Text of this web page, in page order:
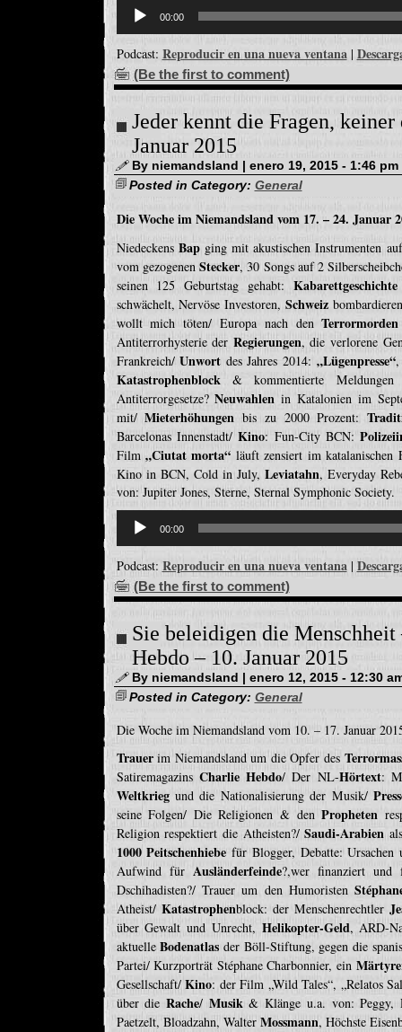
audio
00:00
Podcast: Reproducir en una nueva ventana|
(Be the first to comment)
Jeder kennt die Fragen,
Januar 2015
By niemandsland | enero 19, 2015 - 1:46 pm
Posted in Category: General
Die Woche im Niemandsland vom 17. – 24. Januar
Niedeckens Bapging mit akustischen Instrumenten
vom gezogenen Stecker, 30 Songs auf 2
seinen 125 Geburtstag gehabt: Kabarettgeschichte
schwächelt, Nervöse Investoren, Schweiz
wollt mich töten/ Europa nach denTerrormorden
Antiterrorhysterie der Regierungen, die verlorene
Frankreich/Unwort des Jahres 2014: „Lügenpresse“,
Katastrophenblock& kommentierte
Antiterrorgesetze?Neuwahlen in Katalonien im
mit/Mieterhöhungen bis zu 2000 Prozent:
Barcelonas Innenstadt/Kino: Fun-City BCN:
Film „Ciutat morta“ läuft zensiert im katalanischen
Kino in BCN, Cold in July, Leviatahn, Everyday
von: Jupiter Jones, Sterne, Sternal Symphonic Society.
audio
00:00
Podcast: Reproducir en una nueva ventana|
(Be the first to comment)
Sie beleidigen die Menschheit
Hebdo – 10. Januar 2015
By niemandsland | enero 12, 2015 - 12:30
Posted in Category: General
Die Woche im Niemandsland vom 10. – 17. Januar
Trauerim Niemandsland um die Opfer des
Satiremagazins Charlie Hebdo/ Der NL-Hörtext:
Weltkriegund die Nationalisierung der Musik/
seine Folgen/ Die Religionen & denPropheten
Religion respektiert die Atheisten?/Saudi-Arabien
1000 Peitschenhiebefür Blogger, Debatte: Ursachen
Aufwind für Ausländerfeinde?,wer finanziert und
Dschihadisten?/ Trauer um den Humoristen
Atheist/ Katastrophenblock: der Menschenrechtler
über Gewalt und Unrecht, Helikopter-Geld, ARD-
aktuelleBodenatlas der Böll-Stiftung, gegen die
Partei/ Kurzporträt Stéphane Charbonnier, ein
Gesellschaft/ Kino: der Film „Wild Tales“, „Relatos
über die Rache/ Musik& Klänge u.a. von: Peggy,
Paetzelt, Bloadzahn, Walter Mossmann, Höchste